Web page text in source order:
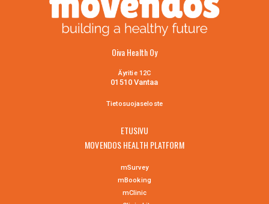
Oiva Health Oy
Äyritie 12C
01510 Vantaa
Tietosuojaselo ste
ETUSIVU
MOVENDOS HEALTH PLATFORM
mSurvey
mBooking
mClinic